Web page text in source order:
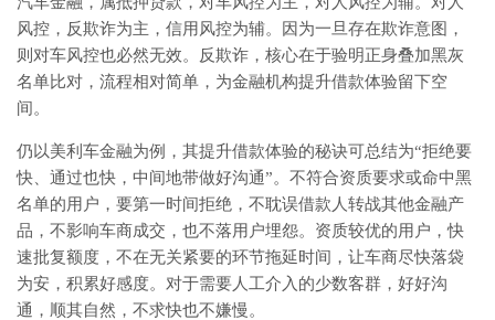
风控，反欺诈为主，信用风控为辅。因为一旦存在欺诈意图，
则对车风控也必然无效。反欺诈，核心在于验明正身叠加黑灰
名单比对，流程相对简单，为金融机构提升借款体验留下空
间。
仍以美利车金融为例，其提升借款体验的秘诀可总结为“拒绝要
快、通过也快，中间地带做好沟通”。不符合资质要求或命中黑
名单的用户，要第一时间拒绝，不耽误借款人转战其他金融产
品，不影响车商成交，也不落用户埋怨。资质较优的用户，快
速批复额度，不在无关紧要的环节拖延时间，让车商尽快落袋
为安，积累好感度。对于需要人工介入的少数客群，好好沟
通，顺其自然，不求快也不嫌慢。